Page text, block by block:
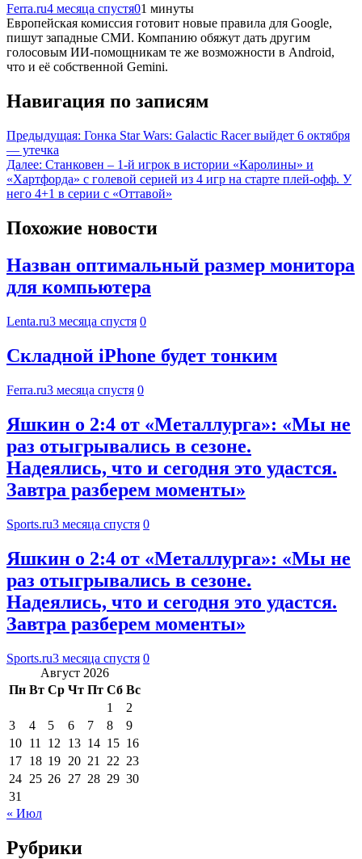
Ferra.ru4 месяца спустя01 минуты
Европейская комиссия готовит новые правила для Google,
пишут западные СМИ. Компанию обяжут дать другим
голосовым ИИ-помощникам те же возможности в Android,
что и её собственной Gemini.
Навигация по записям
Предыдущая: Гонка Star Wars: Galactic Racer выйдет 6 октября
— утечка
Далее: Станковен – 1-й игрок в истории «Каролины» и
«Хартфорда» с голевой серией из 4 игр на старте плей-офф. У
него 4+1 в серии с «Оттавой»
Похожие новости
Назван оптимальный размер монитора
для компьютера
Lenta.ru3 месяца спустя 0
Складной iPhone будет тонким
Ferra.ru3 месяца спустя 0
Яшкин о 2:4 от «Металлурга»: «Мы не
раз отыгрывались в сезоне.
Надеялись, что и сегодня это удастся.
Завтра разберем моменты»
Sports.ru3 месяца спустя 0
Яшкин о 2:4 от «Металлурга»: «Мы не
раз отыгрывались в сезоне.
Надеялись, что и сегодня это удастся.
Завтра разберем моменты»
Sports.ru3 месяца спустя 0
Август 2026
Пн Вт Ср Чт Пт Сб Вс
1
2
3
4 5 6 7 8
9
10 11 12 13 14 15 16
17 18 19 20 21 22 23
24 25 26 27 28 29 30
31
« Июл
Рубрики